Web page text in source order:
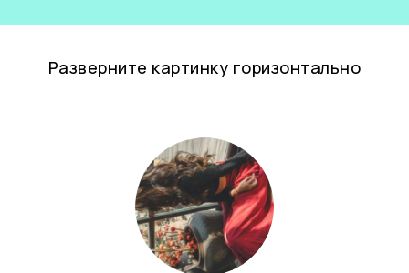
Разверните картинку горизонтально